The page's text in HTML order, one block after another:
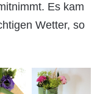
Es kam
Wetter, so